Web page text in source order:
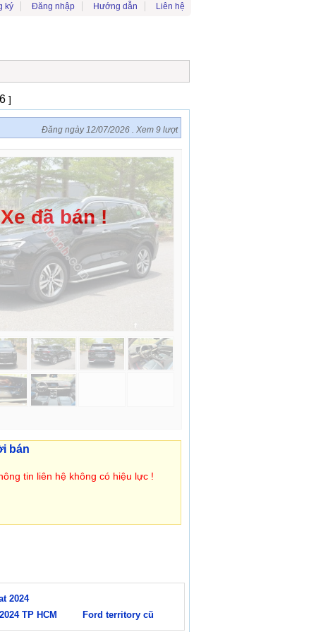
ký Đăng nhập Hướng dẫn Liên hệ
]
Đăng ngày 12/07/2026 . Xem 9 lượt
Xe đã bán !
bán
tin liên hệ không có hiệu lực !
2024
TP HCM Ford territory cũ